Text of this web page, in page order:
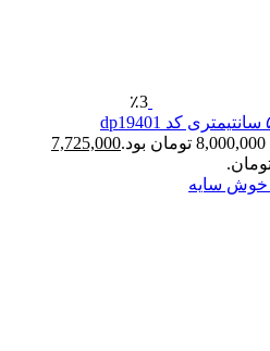
٪3
7,725,000